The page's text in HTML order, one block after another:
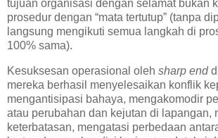
tujuan organisasi dengan selamat bukan
prosedur dengan “mata tertutup” (tanpa
langsung mengikuti semua langkah di
100% sama).
Kesuksesan operasional oleh sharp end
mereka berhasil menyelesaikan konflik
mengantisipasi bahaya, mengakomodir
atau perubahan dan kejutan di lapangan,
keterbatasan, mengatasi perbedaan